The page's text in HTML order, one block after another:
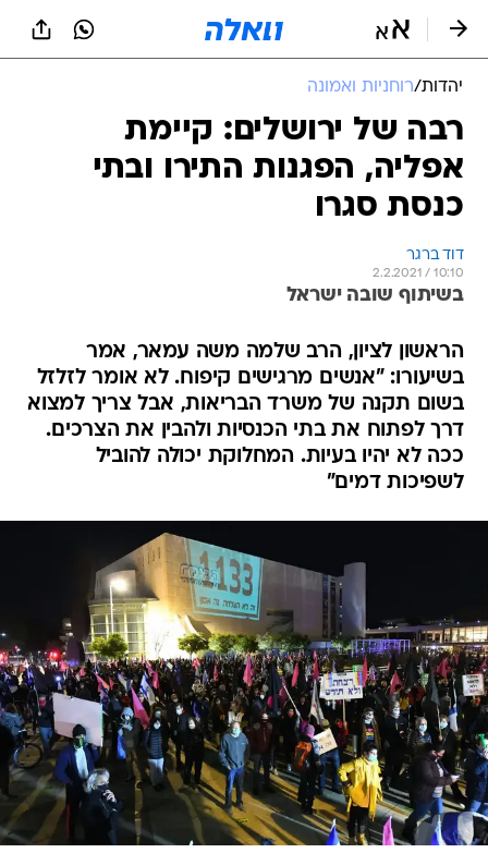
יהדות/רוחניות ואמונה
רבה של ירושלים: קיימת
אפליה, הפגנות התירו ובתי
כנסת סגרו
דוד ברגר
2.2.2021 / 10:10
בשיתוף שובה ישראל
הראשון לציון, הרב שלמה משה עמאר, אמר
בשיעורו: "אנשים מרגישים קיפוח. לא אומר לזלזל
בשום תקנה של משרד הבריאות, אבל צריך למצוא
דרך לפתוח את בתי הכנסיות ולהבין את הצרכים.
ככה לא יהיו בעיות. המחלוקת יכולה להוביל
לשפיכות דמים"